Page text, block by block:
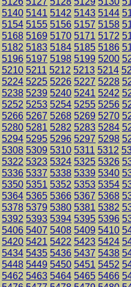
5140 5141 5142 5143 5144
5154 5155 5156 5157 5158
5168 5169 5170 5171 5172
5182 5183 5184 5185 5186
5196 5197 5198 5199 5200
5210 5211 5212 5213 5214
5224 5225 5226 5227 5228
5238 5239 5240 5241 5242
5252 5253 5254 5255 5256
5266 5267 5268 5269 5270
5280 5281 5282 5283 5284
5294 5295 5296 5297 5298
5308 5309 5310 5311 5312
5322 5323 5324 5325 5326
5336 5337 5338 5339 5340
5350 5351 5352 5353 5354
5364 5365 5366 5367 5368
5378 5379 5380 5381 5382
5392 5393 5394 5395 5396
5406 5407 5408 5409 5410
5420 5421 5422 5423 5424
5434 5435 5436 5437 5438
5448 5449 5450 5451 5452
5462 5463 5464 5465 5466